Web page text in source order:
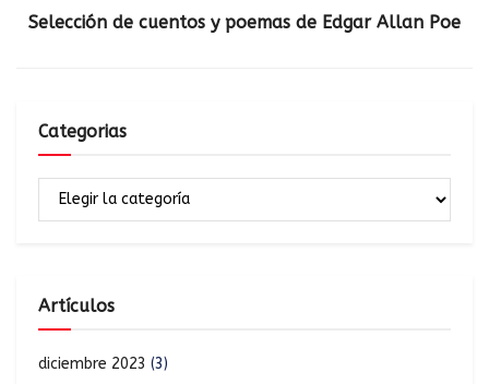
Selección de cuentos y poemas de Edgar Allan Poe
Categorias
Artículos
diciembre 2023 (3)